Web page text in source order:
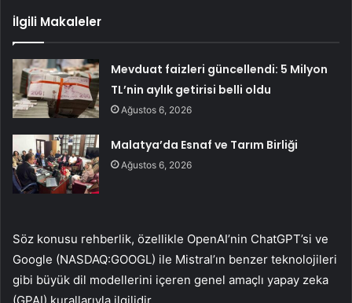
İlgili Makaleler
Mevduat faizleri güncellendi: 5 Milyon
TL’nin aylık getirisi belli oldu
Ağustos 6, 2026
Malatya’da Esnaf ve Tarım Birliği
Ağustos 6, 2026
Söz konusu rehberlik, özellikle OpenAI’nin ChatGPT’si ve
Google (NASDAQ:GOOGL) ile Mistral’ın benzer teknolojileri
gibi büyük dil modellerini içeren genel amaçlı yapay zeka